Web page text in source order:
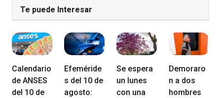
Te puede Interesar
Calendario
de ANSES
del 10 de
Efeméride
s del 10 de
agosto:
Se espera
un lunes
con una
Demoraro
n a dos
hombres